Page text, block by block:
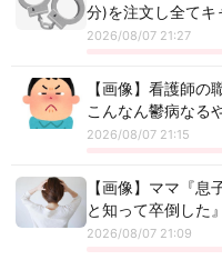
分)を注文し全てキ
2026/08/07 21:27
【画像】看護師
こんなん鬱病なる
2026/08/07 21:15
【画像】ママ『
と知って卒倒した
2026/08/07 21:09